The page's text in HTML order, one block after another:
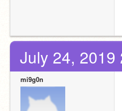
July 24, 2019
mi9g0n